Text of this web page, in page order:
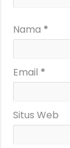
Nama *
Email *
Situs Web